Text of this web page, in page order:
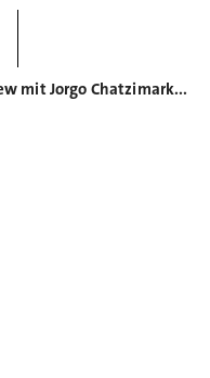
CT-Interview mit Jorgo Chatzimarkakis, CEO von Hydrogen Europe